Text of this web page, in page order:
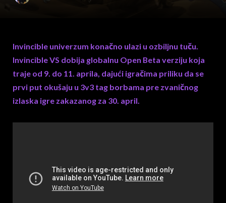
Invincible univerzum konačno ulazi u ozbiljnu tuču.
Invincible VS dobija globalnu Open Beta verziju koja
traje od 9. do 11. aprila, dajući igračima priliku da se
prvi put okušaju u 3v3 tag borbama pre zvaničnog
izlaska igre zakazanog za 30. april.